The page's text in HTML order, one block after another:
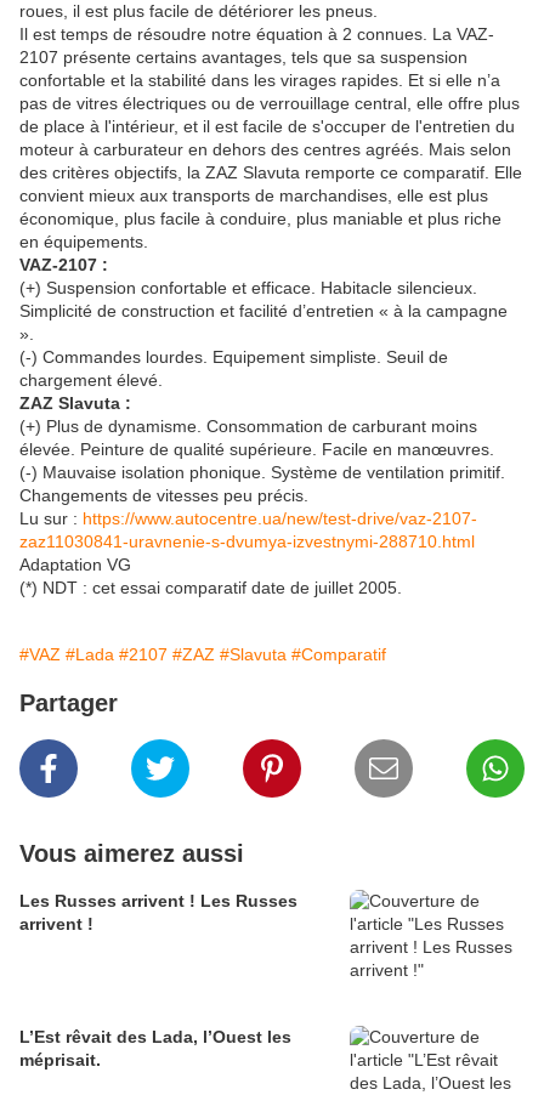
roues, il est plus facile de détériorer les pneus.
Il est temps de résoudre notre équation à 2 connues. La VAZ-
2107 présente certains avantages, tels que sa suspension
confortable et la stabilité dans les virages rapides. Et si elle n’a
pas de vitres électriques ou de verrouillage central, elle offre plus
de place à l'intérieur, et il est facile de s'occuper de l'entretien du
moteur à carburateur en dehors des centres agréés. Mais selon
des critères objectifs, la ZAZ Slavuta remporte ce comparatif. Elle
convient mieux aux transports de marchandises, elle est plus
économique, plus facile à conduire, plus maniable et plus riche
en équipements.
VAZ-2107 :
(+) Suspension confortable et efficace. Habitacle silencieux.
Simplicité de construction et facilité d’entretien « à la campagne
».
(-) Commandes lourdes. Equipement simpliste. Seuil de
chargement élevé.
ZAZ Slavuta :
(+) Plus de dynamisme. Consommation de carburant moins
élevée. Peinture de qualité supérieure. Facile en manœuvres.
(-) Mauvaise isolation phonique. Système de ventilation primitif.
Changements de vitesses peu précis.
Lu sur : https://www.autocentre.ua/new/test-drive/vaz-2107-
zaz11030841-uravnenie-s-dvumya-izvestnymi-288710.html
Adaptation VG
(*) NDT : cet essai comparatif date de juillet 2005.
#VAZ #Lada #2107 #ZAZ #Slavuta #Comparatif
Partager
Vous aimerez aussi
Les Russes arrivent ! Les Russes
arrivent !
L’Est rêvait des Lada, l’Ouest les
méprisait.